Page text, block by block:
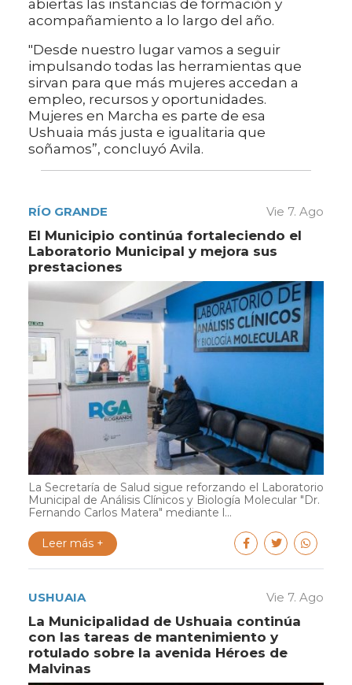
abiertas las instancias de formación y
acompañamiento a lo largo del año.
"Desde nuestro lugar vamos a seguir
impulsando todas las herramientas que
sirvan para que más mujeres accedan a
empleo, recursos y oportunidades.
Mujeres en Marcha es parte de esa
Ushuaia más justa e igualitaria que
soñamos”, concluyó Avila.
RÍO GRANDE Vie 7. Ago
El Municipio continúa fortaleciendo el
Laboratorio Municipal y mejora sus
prestaciones
La Secretaría de Salud sigue reforzando el Laboratorio
Municipal de Análisis Clínicos y Biología Molecular "Dr.
Fernando Carlos Matera" mediante l...
Leer más +
USHUAIA Vie 7. Ago
La Municipalidad de Ushuaia continúa
con las tareas de mantenimiento y
rotulado sobre la avenida Héroes de
Malvinas